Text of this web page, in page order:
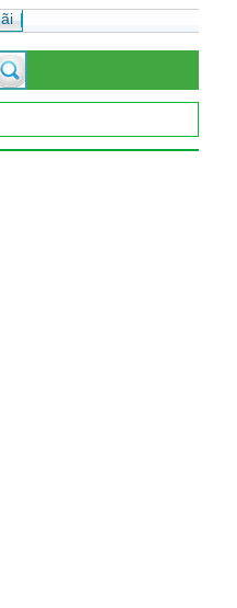
hàng đầu cung cấp vật tư phụ